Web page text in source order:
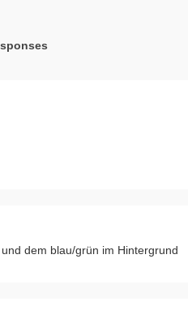
dem blau/grün im Hintergrund